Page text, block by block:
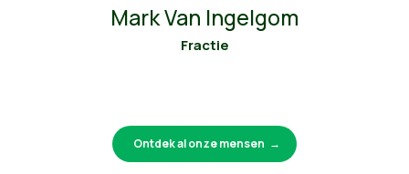
Mark Van Ingelgom
Fractie
Ontdek al onze mensen